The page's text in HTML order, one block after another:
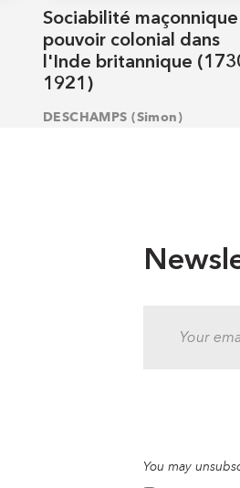
Sociabilité
pouvoir colonial dans
l'Inde britannique
1921)
DESCHAMPS (Simon)
You may